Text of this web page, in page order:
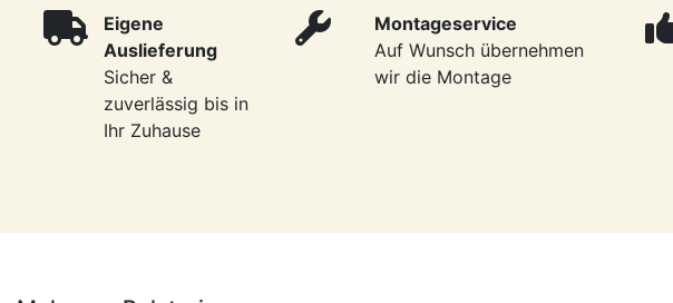
Eigene
Auslieferung
Sicher &
zuverlässig bis in
Ihr Zuhause
Montageservice
Auf Wunsch übernehmen
wir die Montage